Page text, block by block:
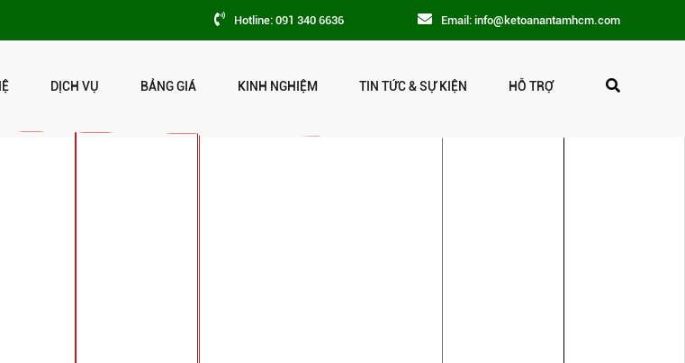
Hotline: 091 340 6636 Email: info@ketoanantamhcm.com
DỊCH VỤ BẢNG GIÁ KINH NGHIỆM TIN TỨC & SỰ KIỆN HỖ TRỢ